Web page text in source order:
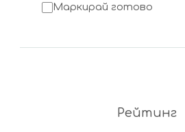
Маркирай готово
Рейтинг